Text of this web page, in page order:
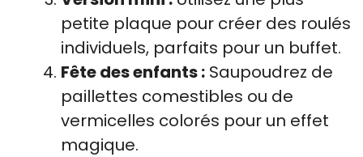
petite plaque pour créer des roulés
individuels, parfaits pour un buffet.
Fête des enfants : Saupoudrez de
paillettes comestibles ou de
vermicelles colorés pour un effet
magique.